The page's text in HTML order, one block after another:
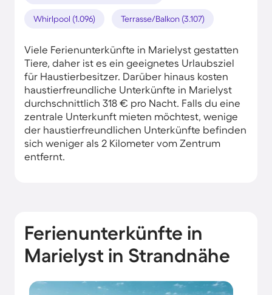
Whirlpool (1.096) Terrasse/Balkon (3.107)
Viele Ferienunterkünfte in Marielyst gestatten
Tiere, daher ist es ein geeignetes Urlaubsziel
für Haustierbesitzer. Darüber hinaus kosten
haustierfreundliche Unterkünfte in Marielyst
durchschnittlich 318 € pro Nacht. Falls du eine
zentrale Unterkunft mieten möchtest, wenige
der haustierfreundlichen Unterkünfte befinden
sich weniger als 2 Kilometer vom Zentrum
entfernt.
Ferienunterkünfte in
Marielyst in Strandnähe